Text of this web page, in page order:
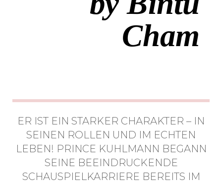
Cham
ER IST EIN STARKER CHARAKTER – IN
SEINEN ROLLEN UND IM ECHTEN
LEBEN! PRINCE KUHLMANN BEGANN
SEINE BEEINDRUCKENDE
SCHAUSPIELKARRIERE BEREITS IM